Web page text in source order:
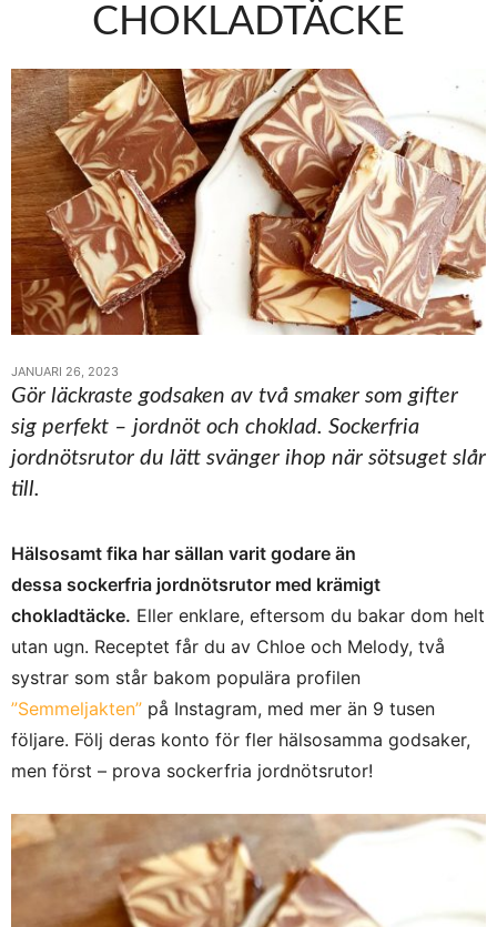
CHOKLADTÄCKE
JANUARI 26, 2023
Gör läckraste godsaken av två smaker som gifter
sig perfekt – jordnöt och choklad. Sockerfria
jordnötsrutor du lätt svänger ihop när sötsuget slår
till.
Hälsosamt fika har sällan varit godare än
dessa sockerfria jordnötsrutor med krämigt
chokladtäcke. Eller enklare, eftersom du bakar dom helt
utan ugn. Receptet får du av Chloe och Melody, två
systrar som står bakom populära profilen
”Semmeljakten” på Instagram, med mer än 9 tusen
följare. Följ deras konto för fler hälsosamma godsaker,
men först – prova sockerfria jordnötsrutor!